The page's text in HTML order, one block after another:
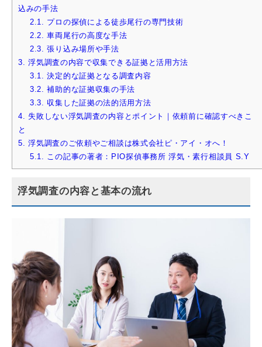
込みの手法
2.1.
プロの探偵による徒歩尾行の専門技術
2.2.
車両尾行の高度な手法
2.3.
張り込み場所や手法
3.
浮気調査の内容で収集できる証拠と活用方法
3.1.
決定的な証拠となる調査内容
3.2.
補助的な証拠収集の手法
3.3.
収集した証拠の法的活用方法
4.
失敗しない浮気調査の内容とポイント｜依頼前に確認すべきこ
と
5.
浮気調査のご依頼やご相談は株式会社ピ・アイ・オへ！
5.1.
この記事の著者：PIO探偵事務所 浮気・素行相談員 S.Y
浮気調査の内容と基本の流れ